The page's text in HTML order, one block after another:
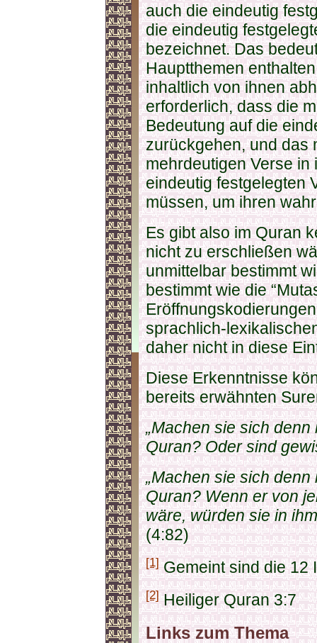
auch die eindeutig
die eindeutig
bezeichnet. Das
Hauptthemen
inhaltlich von ihnen
erforderlich, dass die
Bedeutung auf die
zurückgehen, und das
mehrdeutigen Verse in
eindeutig festgelegten
müssen, um ihren
Es gibt also im Quran
nicht zu erschließen
unmittelbar bestimmt
bestimmt wie die
sprachlich-
daher nicht in diese
Diese Erkenntnisse
bereits erwähnten
„Machen sie sich
Quran? Oder sind
„Machen sie sich
Quran? Wenn er von
wäre, würden sie in
(4:82)
[1]Gemeint sind die 12
[2]Heiliger Quran 3:7
Links zum Thema